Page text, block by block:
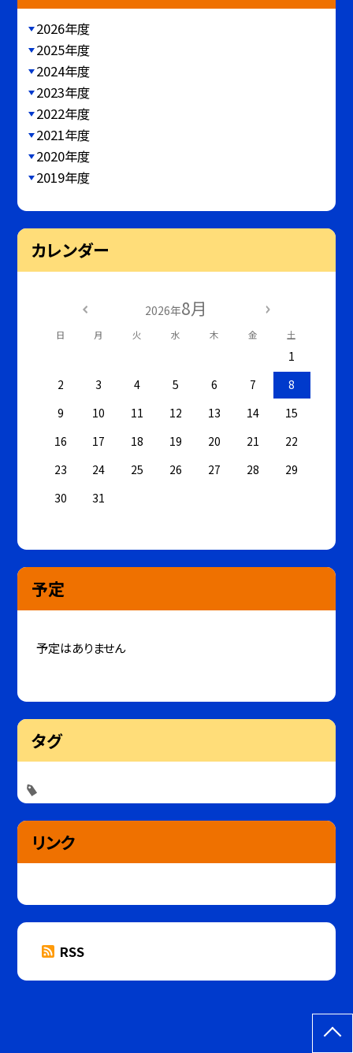
2026年度
2025年度
2024年度
2023年度
2022年度
2021年度
2020年度
2019年度
カレンダー
2026年8月
日 月 火 水 木 金 土
1
2
3 4 5 6 7
8
9
10 11 12 13 14
15
16
17 18 19 20 21
22
23
24 25 26 27 28
29
30
31
予定
予定はありません
タグ
リンク
RSS